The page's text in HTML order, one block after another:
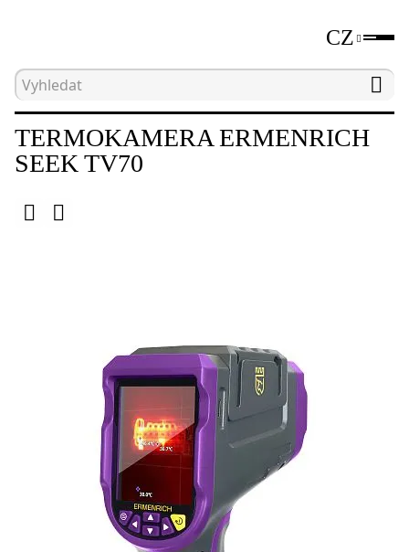
CZ
Hlavní strana Nedestruktivní testovací
TERMOKAMERA ERMENRICH
SEEK TV70